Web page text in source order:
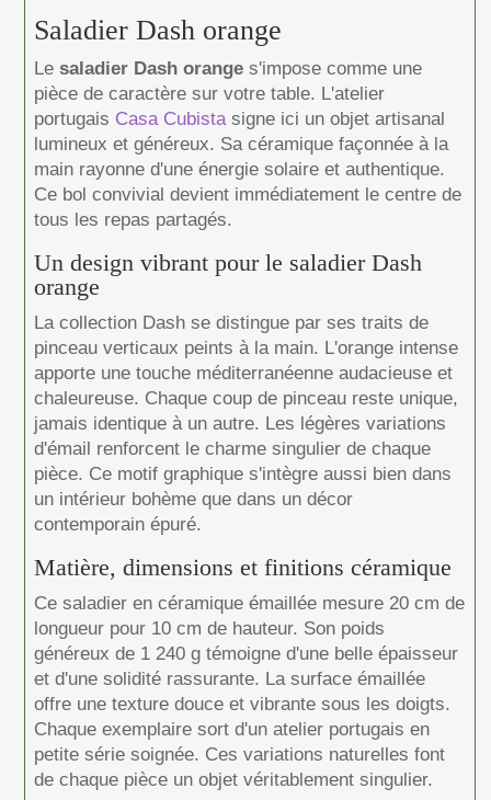
Saladier Dash orange
Lesaladier Dash orange s'impose comme une
pièce de caractère sur votre table. L'atelier
portugais Casa Cubistasigne ici un objet artisanal
lumineux et généreux. Sa céramique façonnée à la
main rayonne d'une énergie solaire et authentique.
Ce bol convivial devient immédiatement le centre de
tous les repas partagés.
Un design vibrant pour le saladier Dash
orange
La collection Dash se distingue par ses traits de
pinceau verticaux peints à la main. L'orange intense
apporte une touche méditerranéenne audacieuse et
chaleureuse. Chaque coup de pinceau reste unique,
jamais identique à un autre. Les légères variations
d'émail renforcent le charme singulier de chaque
pièce. Ce motif graphique s'intègre aussi bien dans
un intérieur bohème que dans un décor
contemporain épuré.
Matière, dimensions et finitions céramique
Ce saladier en céramique émaillée mesure 20 cm de
longueur pour 10 cm de hauteur. Son poids
généreux de 1 240 g témoigne d'une belle épaisseur
et d'une solidité rassurante. La surface émaillée
offre une texture douce et vibrante sous les doigts.
Chaque exemplaire sort d'un atelier portugais en
petite série soignée. Ces variations naturelles font
de chaque pièce un objet véritablement singulier.